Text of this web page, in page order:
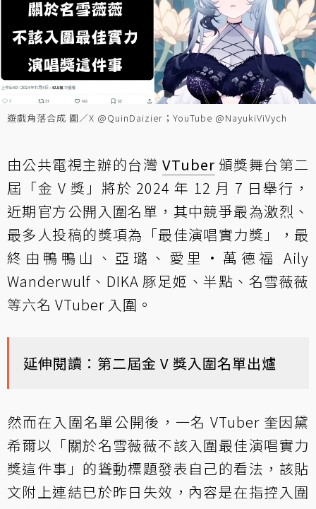
遊戲角落合成 圖／X @QuinDaizier；YouTube @NayukiViVych
由公共電視主辦的台灣 VTuber 頒獎舞台第二
屆「金 V 獎」將於 2024 年 12 月 7 日舉行，
近期官方公開入圍名單，其中競爭最為激烈、
最多人投稿的獎項為「最佳演唱實力獎」，最
終由鴨鴨山、亞璐、愛里•萬德福 Aily
Wanderwulf、DIKA 豚足姬、半點、名雪薇薇
等六名 VTuber 入圍。
延伸閱讀： 第二屆金 V 獎入圍名單出爐
然而在入圍名單公開後，一名 VTuber 奎因黛
希爾以「關於名雪薇薇不該入圍最佳演唱實力
獎這件事」的聳動標題發表自己的看法，該貼
文附上連結已於昨日失效，內容是在指控入圍